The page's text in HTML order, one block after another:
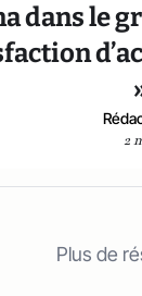
dans le
2
Plus de